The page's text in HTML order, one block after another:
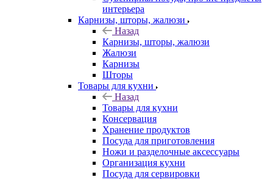
интерьера
Карнизы, шторы, жалюзи
Назад
Карнизы, шторы, жалюзи
Жалюзи
Карнизы
Шторы
Товары для кухни
Назад
Товары для кухни
Консервация
Хранение продуктов
Посуда для приготовления
Ножи и разделочные аксессуары
Организация кухни
Посуда для сервировки